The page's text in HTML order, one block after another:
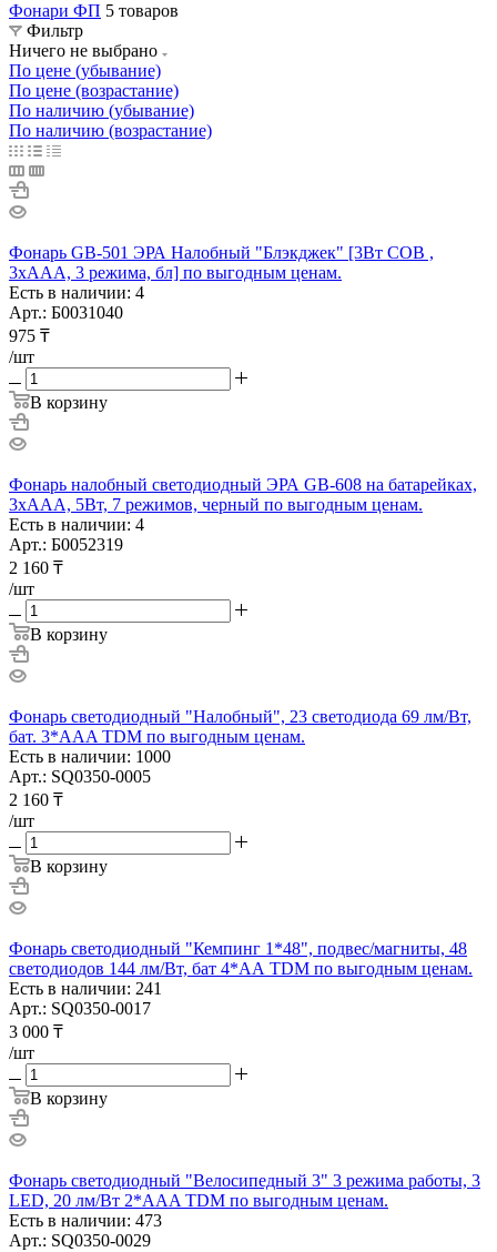
Фонари ФП 5 товаров
Фильтр
Ничего не выбрано
По цене (убывание)
По цене (возрастание)
По наличию (убывание)
По наличию (возрастание)
Фонарь GB-501 ЭРА Налобный "Блэкджек" [3Вт COB ,
3хААА, 3 режима, бл] по выгодным ценам.
Есть в наличии: 4
Арт.: Б0031040
975 ₸
/шт
В корзину
Фонарь налобный светодиодный ЭРА GB-608 на батарейках,
3xAAA, 5Вт, 7 режимов, черный по выгодным ценам.
Есть в наличии: 4
Арт.: Б0052319
2 160 ₸
/шт
В корзину
Фонарь светодиодный "Налобный", 23 светодиода 69 лм/Вт,
бат. 3*AAA TDM по выгодным ценам.
Есть в наличии: 1000
Арт.: SQ0350-0005
2 160 ₸
/шт
В корзину
Фонарь светодиодный "Кемпинг 1*48", подвес/магниты, 48
светодиодов 144 лм/Вт, бат 4*АА TDM по выгодным ценам.
Есть в наличии: 241
Арт.: SQ0350-0017
3 000 ₸
/шт
В корзину
Фонарь светодиодный "Велосипедный 3" 3 режима работы, 3
LED, 20 лм/Вт 2*AAA TDM по выгодным ценам.
Есть в наличии: 473
Арт.: SQ0350-0029